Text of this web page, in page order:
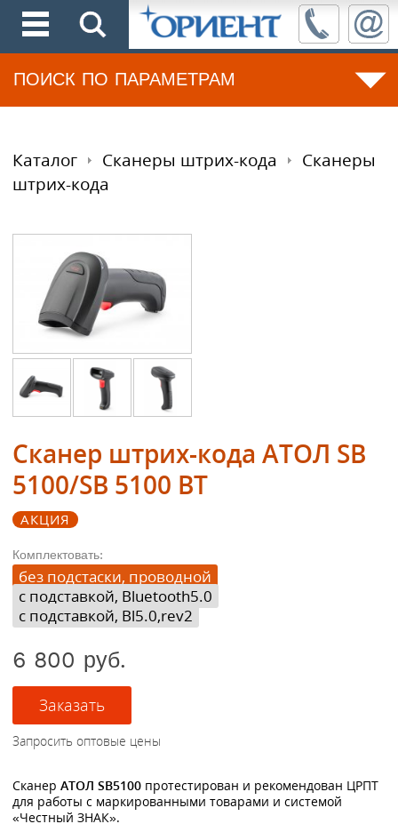
ПОИСК ПО ПАРАМЕТРАМ
Каталог Сканеры штрих-кода
Сканеры
штрих-кода
Сканер штрих-кода АТОЛ SB
5100/SB 5100 BT
АКЦИЯ
Комплектовать:
без подстаски, проводной
с подставкой, Bluetooth5.0
с подставкой, Bl5.0,rev2
6 800 руб.
Сканер АТОЛ SB5100 протестирован и рекомендован ЦРПТ
для работы с маркированными товарами и системой
«Честный ЗНАК».